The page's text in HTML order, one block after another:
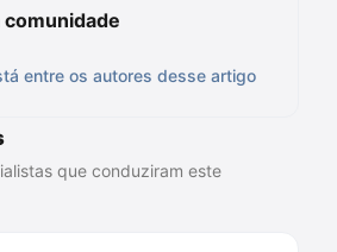
entre os autores desse artigo
que conduziram este